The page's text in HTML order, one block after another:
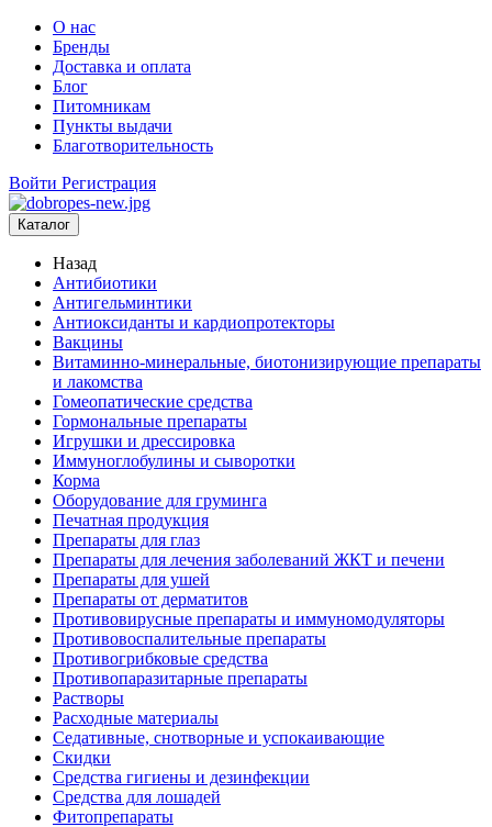
О нас
Бренды
Доставка и оплата
Блог
Питомникам
Пункты выдачи
Благотворительность
Войти Регистрация
Каталог
Назад
Антибиотики
Антигельминтики
Антиоксиданты и кардиопротекторы
Вакцины
Витаминно-минеральные, биотонизирующие препараты
и лакомства
Гомеопатические средства
Гормональные препараты
Игрушки и дрессировка
Иммуноглобулины и сыворотки
Корма
Оборудование для груминга
Печатная продукция
Препараты для глаз
Препараты для лечения заболеваний ЖКТ и печени
Препараты для ушей
Препараты от дерматитов
Противовирусные препараты и иммуномодуляторы
Противовоспалительные препараты
Противогрибковые средства
Противопаразитарные препараты
Растворы
Расходные материалы
Седативные, снотворные и успокаивающие
Скидки
Средства гигиены и дезинфекции
Средства для лошадей
Фитопрепараты